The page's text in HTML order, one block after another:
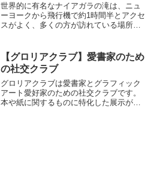
世界的に有名なナイアガラの滝は、ニュ
ーヨークから飛行機で約1時間半とアクセ
スがよく、多くの方が訪れている場所で
【グロリアクラブ】愛書家のため
の社交クラブ
グロリアクラブは愛書家とグラフィック
アート愛好家のための社交クラブです。
本や紙に関するものに特化した展示が行